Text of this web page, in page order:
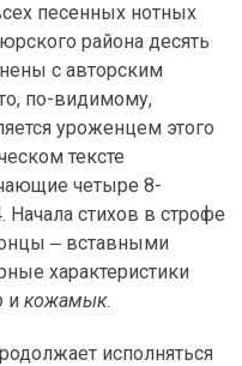
песенных нотных
района десять
с авторским
по-видимому,
уроженцем этого
тексте
четыре 8-
Начала стихов в строфе
‒ вставными
характеристики
и кожамык.
исполняться